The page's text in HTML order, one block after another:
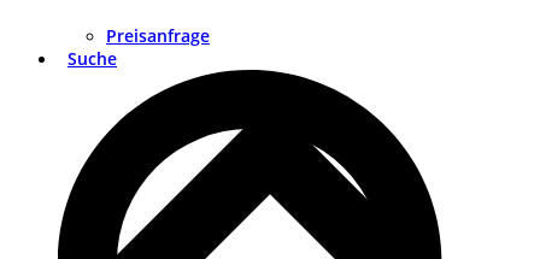
Preisanfrage
Suche